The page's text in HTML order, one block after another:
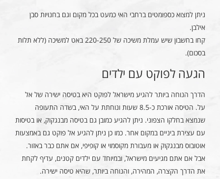
ניתן למצוא כספומטים ברחבי האי כמעט בכל מקום וגם בחנויות סבן
אילבן.
קחו בחשבון שיש עמלת משיכה של 220-250 באט למשיכה (ללא תלות
בסכום).
הגעה לפוקט עם ילדים
הדרך הנוחה ביותר להגיע מישראל לפוקט היא בטיסה ישירה של אל
על. הטיסה אורכת כ-8.5 שעות ונוחתת על האי, בשדה התעופה
שנמצא בחלקו הצפוני. ניתן להגיע כמובן גם בטיסה מבנגקוק, או בטיסות
עם עצירת ביניים במקום אחר. כמו כן ניתן להגיע אל פוקט גם באמצעות
אוטובוס מבנגקוק או מעבורת מקוסמוי או קופיפי, אם אתם כבר באזור.
אבל אם אתם מגיעים מישראל, ובמיוחד עם ילדים קטנים, עדיף לקחת
את הדרך הקצרה, המהירה, והנוחה ביותר, שהיא טיסה ישירה.